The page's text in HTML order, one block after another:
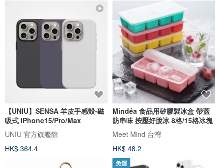
【UNIU】SENSA 羊皮手感殼-磁
吸式 iPhone15/Pro/Max
UNIU 官方旗艦館
HK$ 364.4
Mindéa 食品用矽膠製冰盒 帶蓋
防串味 按壓好脫冰 8格/15格冰塊
Meet Mind 台灣
HK$ 48.2
免運